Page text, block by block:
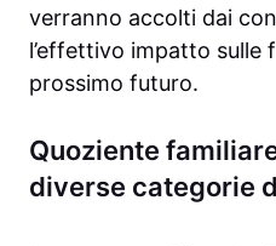
verranno accolti dai
l’effettivo impatto sulle
prossimo futuro.
Quoziente
diverse categorie